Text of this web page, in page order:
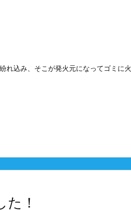
込み、そこが発火元になってゴミに火
！